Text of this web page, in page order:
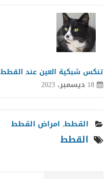
تنكس شبكية العين عند القطط
18 ديسمبر، 2023
القطط, امراض القطط
القطط